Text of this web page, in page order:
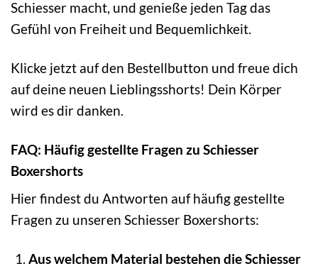
Schiesser macht, und genieße jeden Tag das
Gefühl von Freiheit und Bequemlichkeit.
Klicke jetzt auf den Bestellbutton und freue dich
auf deine neuen Lieblingsshorts! Dein Körper
wird es dir danken.
FAQ: Häufig gestellte Fragen zu Schiesser
Boxershorts
Hier findest du Antworten auf häufig gestellte
Fragen zu unseren Schiesser Boxershorts:
Aus welchem Material bestehen die Schiesser